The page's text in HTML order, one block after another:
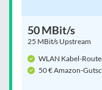
50 MBit/s
25 MBit/s Upstream
WLAN Kabel-
50 € Amazon-